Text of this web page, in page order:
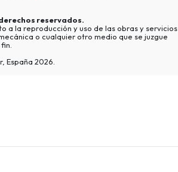
reservados.
a la reproducción y uso de las obras y servicios
o cualquier otro medio que se juzgue
España 2026.